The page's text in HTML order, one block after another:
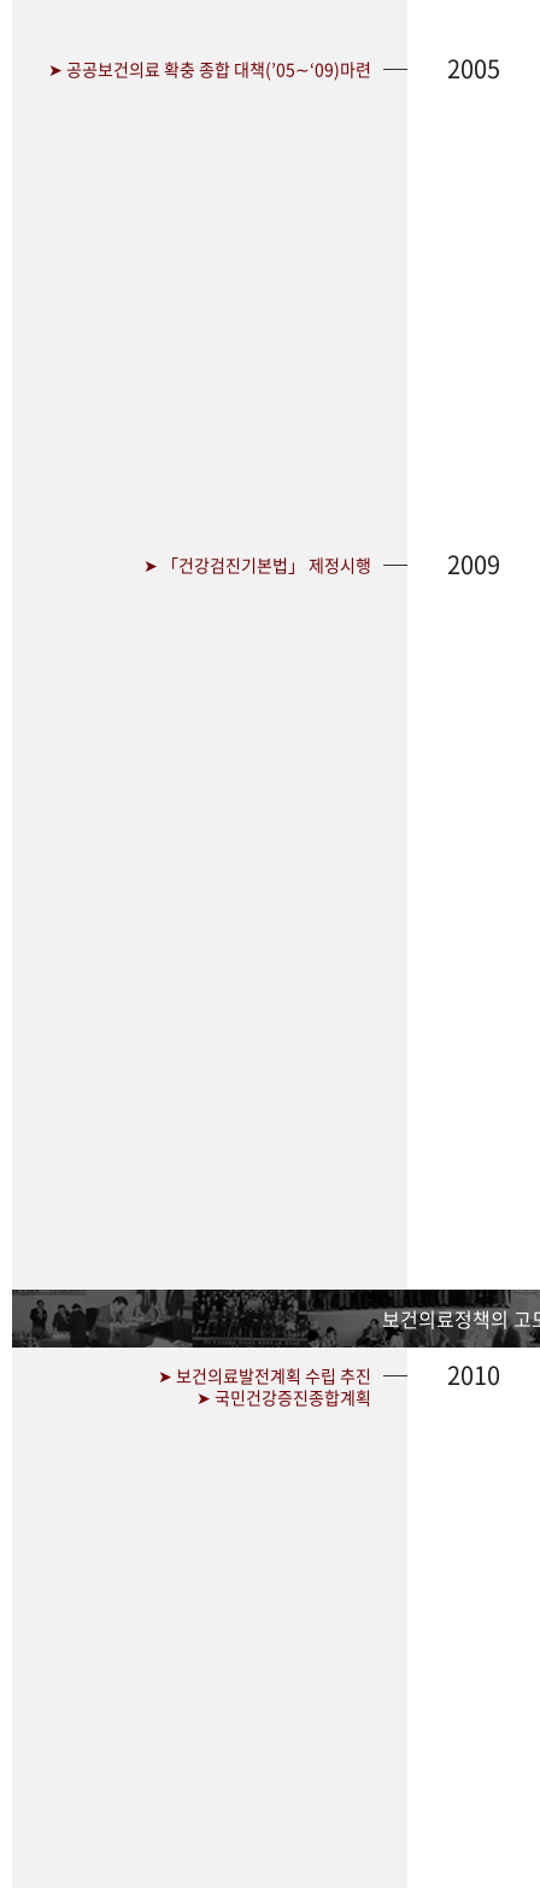
➤ 공공보건의료 확충 종합 대책(’05∼‘09)마련 2005
➤ 「건강검진기본법」 제정시행 2009
보건의료정책의 고
➤ 보건의료발전계획 수립 추진
➤ 국민건강증진종합계획
2010